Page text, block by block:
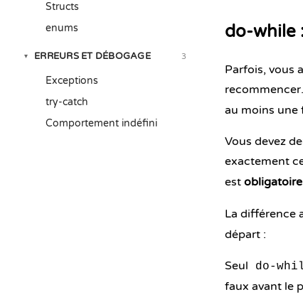
Structs
enums
▾ ERREURS ET DÉBOGAGE 3
Exceptions
try-catch
Comportement indéfini
do-while
Parfois, vous
au moins une
Vous devez
exactement
est obligatoire
La différence
départ :
Seul do-
faux avant le